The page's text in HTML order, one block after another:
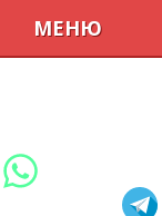
МЕНЮ